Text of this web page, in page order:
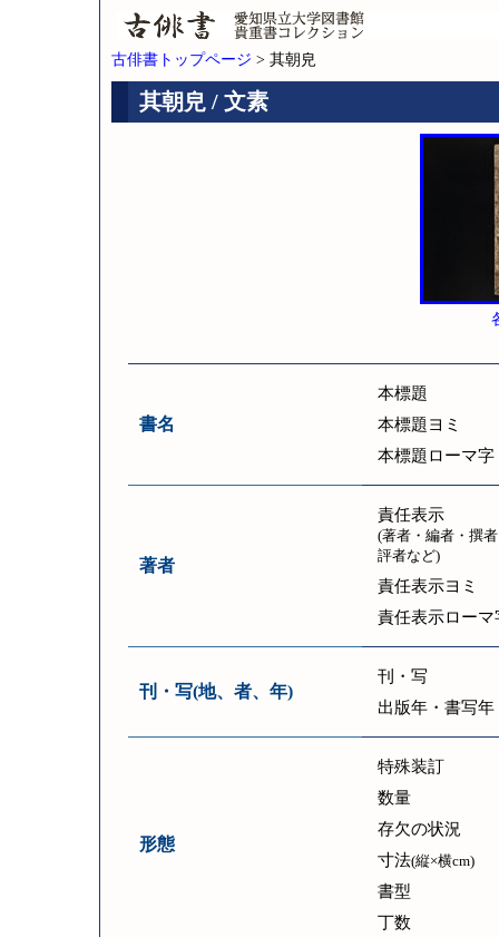
古俳書トップページ > 其朝皃
其朝皃 / 文素
書名
本標題
本標題ヨミ
本標題ローマ字
著者
責任表示
(著者・編者・撰
評者など)
責任表示ヨミ
責任表示ローマ
刊・写(地、者、年)
刊・写
出版年・書写年
形態
特殊装訂
数量
存欠の状況
寸法(縦×横cm)
書型
丁数